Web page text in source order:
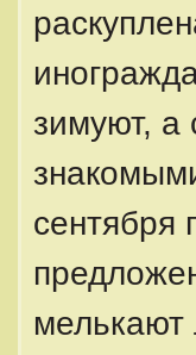
зимуют, а
сентября
мелькают